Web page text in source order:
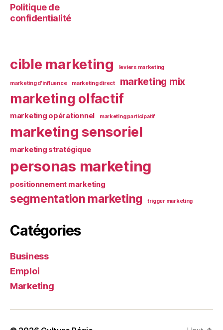
Politique de
confidentialité
cible marketing leviers marketing
marketing d'influence marketing direct marketing mix
marketing olfactif
marketing opérationnel marketing participatif
marketing sensoriel
marketing stratégique
personas marketing
positionnement marketing
segmentation marketing trigger marketing
Catégories
Business
Emploi
Marketing